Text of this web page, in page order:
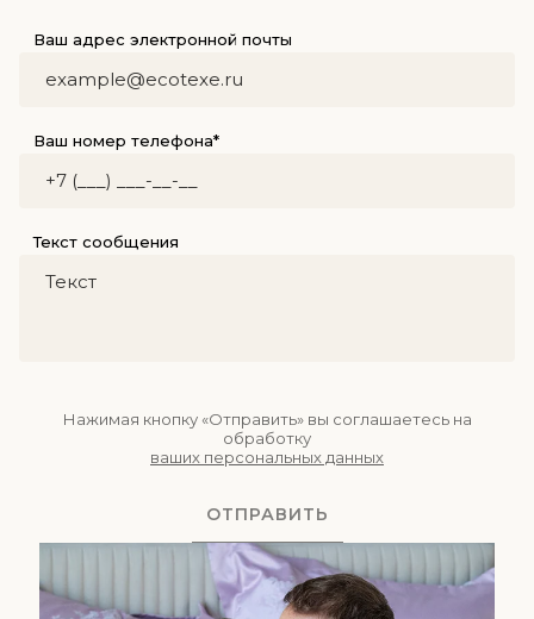
Ваш адрес электронной почты
Ваш номер телефона*
Текст сообщения
Нажимая кнопку «Отправить» вы соглашаетесь на
обработку
ваших персональных данных
ОТПРАВИТЬ